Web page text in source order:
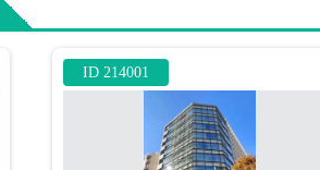
ID 214001